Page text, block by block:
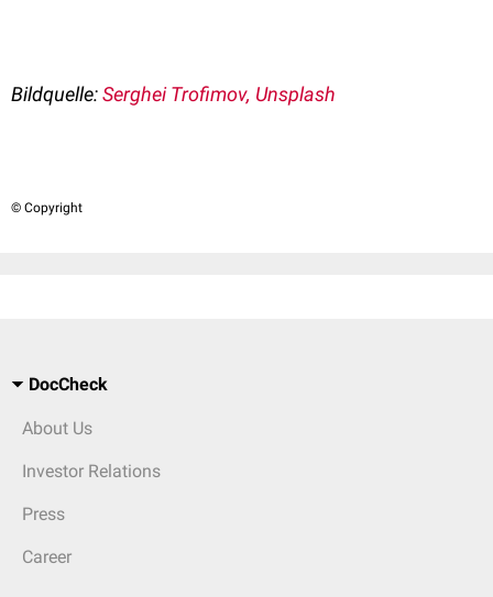
Bildquelle:Serghei Trofimov, Unsplash
© Copyright
DocCheck
About Us
Investor Relations
Press
Career